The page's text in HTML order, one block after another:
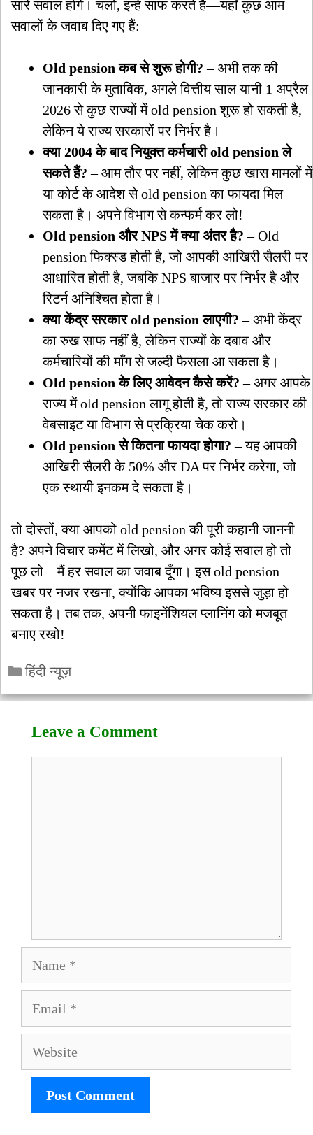
सारे सवाल होंगे। चलो, इन्हें साफ करते हैं—यहाँ कुछ आम
सवालों के जवाब दिए गए हैं:
Old pension कब से शुरू होगी? – अभी तक की
जानकारी के मुताबिक, अगले वित्तीय साल यानी 1 अप्रैल
2026 से कुछ राज्यों में old pension शुरू हो सकती है,
लेकिन ये राज्य सरकारों पर निर्भर है।
क्या 2004 के बाद नियुक्त कर्मचारी old pension ले
सकते हैं? – आम तौर पर नहीं, लेकिन कुछ खास मामलों में
या कोर्ट के आदेश से old pension का फायदा मिल
सकता है। अपने विभाग से कन्फर्म कर लो!
Old pension और NPS में क्या अंतर है? – Old
pension फिक्स्ड होती है, जो आपकी आखिरी सैलरी पर
आधारित होती है, जबकि NPS बाजार पर निर्भर है और
रिटर्न अनिश्चित होता है।
क्या केंद्र सरकार old pension लाएगी? – अभी केंद्र
का रुख साफ नहीं है, लेकिन राज्यों के दबाव और
कर्मचारियों की माँग से जल्दी फैसला आ सकता है।
Old pension के लिए आवेदन कैसे करें? – अगर आपके
राज्य में old pension लागू होती है, तो राज्य सरकार की
वेबसाइट या विभाग से प्रक्रिया चेक करो।
Old pension से कितना फायदा होगा? – यह आपकी
आखिरी सैलरी के 50% और DA पर निर्भर करेगा, जो
एक स्थायी इनकम दे सकता है।
तो दोस्तों, क्या आपको old pension की पूरी कहानी जाननी
है? अपने विचार कमेंट में लिखो, और अगर कोई सवाल हो तो
पूछ लो—मैं हर सवाल का जवाब दूँगा। इस old pension
खबर पर नजर रखना, क्योंकि आपका भविष्य इससे जुड़ा हो
सकता है। तब तक, अपनी फाइनेंशियल प्लानिंग को मजबूत
बनाए रखो!
Categories
हिंदी न्यूज़
Leave a Comment
Name
Email
Website